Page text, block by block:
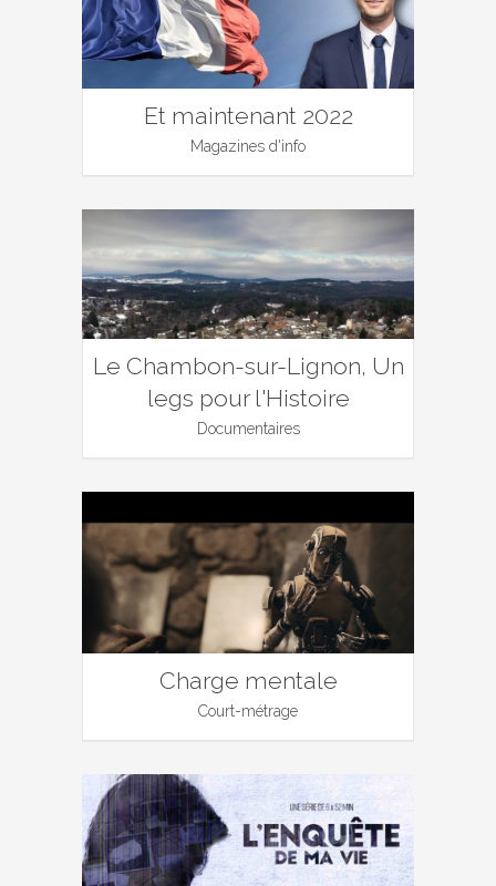
Et maintenant 2022
Magazines d'info
Le Chambon-sur-Lignon, Un
legs pour l'Histoire
Documentaires
Charge mentale
Court-métrage